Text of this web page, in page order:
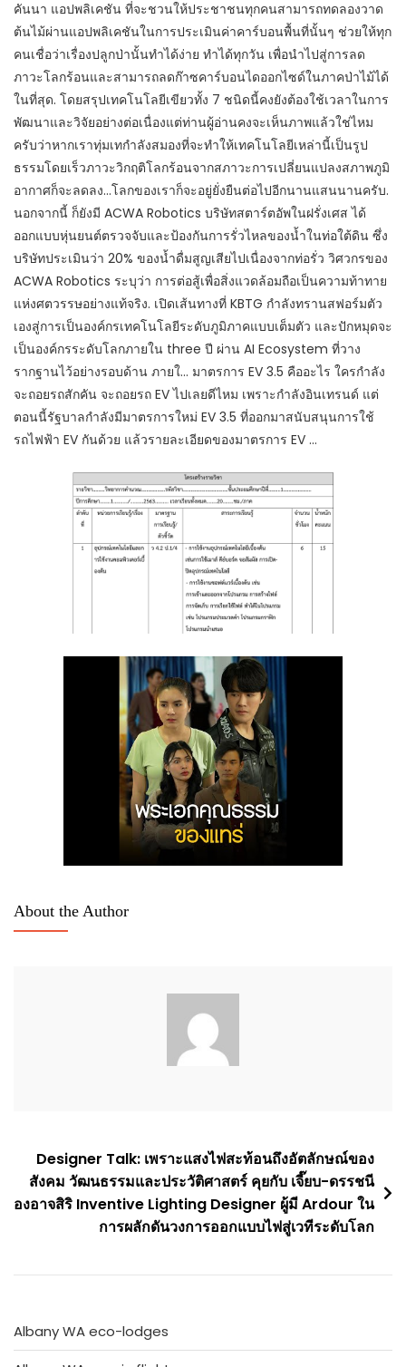
คันนา แอปพลิเคชัน ที่จะชวนให้ประชาชนทุกคนสามารถทดลองวาด
ต้นไม้ผ่านแอปพลิเคชันในการประเมินค่าคาร์บอนพื้นที่นั้นๆ ช่วยให้ทุก
คนเชื่อว่าเรื่องปลูกป่านั้นทำได้ง่าย ทำได้ทุกวัน เพื่อนำไปสู่การลด
ภาวะโลกร้อนและสามารถลดก๊าซคาร์บอนไดออกไซด์ในภาคป่าไม้ได้
ในที่สุด. โดยสรุปเทคโนโลยีเขียวทั้ง 7 ชนิดนี้คงยังต้องใช้เวลาในการ
พัฒนาและวิจัยอย่างต่อเนื่องแต่ท่านผู้อ่านคงจะเห็นภาพแล้วใช่ไหม
ครับว่าหากเราทุ่มเทกำลังสมองที่จะทำให้เทคโนโลยีเหล่านี้เป็นรูป
ธรรมโดยเร็วภาวะวิกฤติโลกร้อนจากสภาวะการเปลี่ยนแปลงสภาพภูมิ
อากาศก็จะลดลง…โลกของเราก็จะอยู่ยั่งยืนต่อไปอีกนานแสนนานครับ.
นอกจากนี้ ก็ยังมี ACWA Robotics บริษัทสตาร์ตอัพในฝรั่งเศส ได้
ออกแบบหุ่นยนต์ตรวจจับและป้องกันการรั่วไหลของน้ำในท่อใต้ดิน ซึ่ง
บริษัทประเมินว่า 20% ของน้ำดื่มสูญเสียไปเนื่องจากท่อรั่ว วิศวกรของ
ACWA Robotics ระบุว่า การต่อสู้เพื่อสิ่งแวดล้อมถือเป็นความท้าทาย
แห่งศตวรรษอย่างแท้จริง. เปิดเส้นทางที่ KBTG กำลังทรานสฟอร์มตัว
เองสู่การเป็นองค์กรเทคโนโลยีระดับภูมิภาคแบบเต็มตัว และปักหมุดจะ
เป็นองค์กรระดับโลกภายใน three ปี ผ่าน AI Ecosystem ที่วาง
รากฐานไว้อย่างรอบด้าน ภายใ… มาตรการ EV 3.5 คืออะไร ใครกําลัง
จะถอยรถสักคัน จะถอยรถ EV ไปเลยดีไหม เพราะกำลังอินเทรนด์ แต่
ตอนนี้รัฐบาลกําลังมีมาตรการใหม่ EV 3.5 ที่ออกมาสนับสนุนการใช้
รถไฟฟ้า EV กันด้วย แล้วรายละเอียดของมาตรการ EV …
About the Author
Post
navigation
Designer Talk: เพราะแสงไฟสะท้อนถึงอัตลักษณ์ของ
สังคม วัฒนธรรมและประวัติศาสตร์ คุยกับ เจี๊ยบ-ดรรชนี
องอาจสิริ Inventive Lighting Designer ผู้มี Ardour ใน
การผลักดันวงการออกแบบไฟสู่เวทีระดับโลก
Albany WA eco-lodges